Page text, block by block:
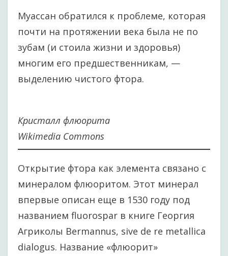
Муассан обратился к проблеме, которая
почти на протяжении века была не по
зубам (и стоила жизни и здоровья)
многим его предшественникам, —
выделению чистого фтора.
Кристалл флюорита
Wikimedia Commons
Открытие фтора как элемента связано с
минералом флюоритом. Этот минерал
впервые описан еще в 1530 году под
названием fluorospar в книге Георгия
Агриколы Bermannus, sive de re metallica
dialogus. Название «флюорит»